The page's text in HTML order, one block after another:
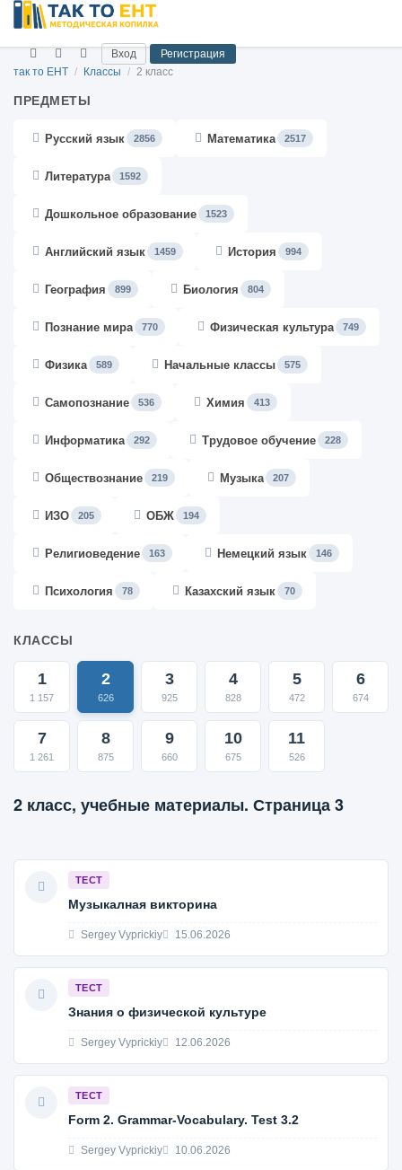
Вход
Регистрация
так то ЕНТ / Классы / 2 класс
ПРЕДМЕТЫ
Русский язык 2856 Математика 2517
Литература 1592
Дошкольное образование 1523
Английский язык 1459 История 994
География 899 Биология 804
Познание мира 770 Физическая культура 749
Физика 589 Начальные классы 575
Самопознание 536 Химия 413
Информатика 292 Трудовое обучение 228
Обществознание 219 Музыка 207
ИЗО 205 ОБЖ 194
Религиоведение 163 Немецкий язык 146
Психология 78 Казахский язык 70
КЛАССЫ
1
1 157
2
626
3
925
4
828
5
472
6
674
7
1 261
8
875
9
660
10
675
11
526
2 класс, учебные материалы. Страница 3
ТЕСТ
Музыкалная викторина
Sergey Vyprickiy 15.06.2026
ТЕСТ
Знания о физической культуре
Sergey Vyprickiy 12.06.2026
ТЕСТ
Form 2. Grammar-Vocabulary. Test 3.2
Sergey Vyprickiy 10.06.2026